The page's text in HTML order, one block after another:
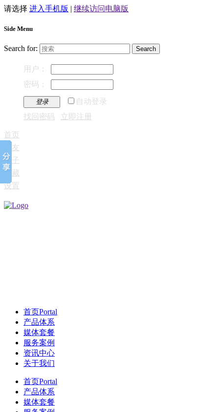
请选择 进入手机版 | 继续访问电脑版
Side Menu
Search for:
用户：
密码：
登录
自动登录
找回密码
立即注册
首页
好友
帖子
收藏
设置
首页Portal
产品体系
媒体套餐
服务案例
资讯中心
关于我们
首页Portal
产品体系
媒体套餐